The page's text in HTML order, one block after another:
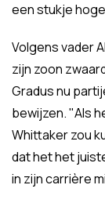
een stukje
Volgens vader
zijn zoon
Gradus nu
bewijzen. "Als
Whittaker zou
dat het het
in zijn carrière